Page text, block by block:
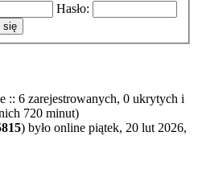
Hasło:
:: 6 zarejestrowanych, 0 ukrytych i
720 minut)
) było online piątek, 20 lut 2026,